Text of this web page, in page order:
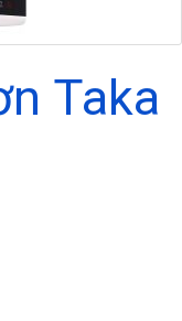
Taka